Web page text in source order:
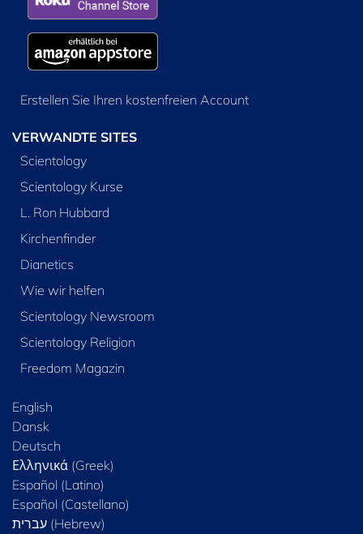
Erstellen Sie Ihren kostenfreien Account
VERWANDTE SITES
Scientology
Scientology Kurse
L. Ron Hubbard
Kirchenfinder
Dianetics
Wie wir helfen
Scientology Newsroom
Scientology Religion
Freedom Magazin
English
Dansk
Deutsch
Ελληνικά (Greek)
Español (Latino)
Español (Castellano)